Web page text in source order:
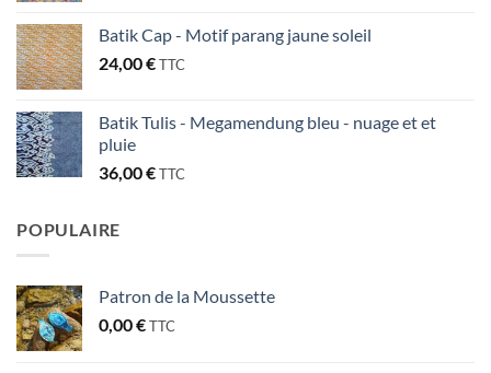
Batik Cap - Motif parang jaune soleil
24,00€TTC
Batik Tulis - Megamendung bleu - nuage et et
pluie
36,00€TTC
POPULAIRE
Patron de la Moussette
0,00€TTC